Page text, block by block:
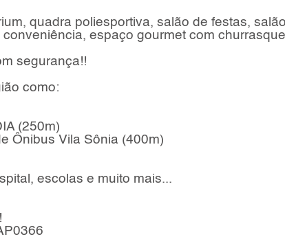
quadra poliesportiva, salão de festas,
espaço gourmet com
segurança!!
como:
(250m)
Ônibus Vila Sônia (400m)
escolas e muito mais...